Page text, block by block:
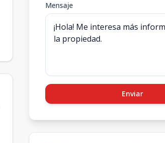
Mensaje
Enviar